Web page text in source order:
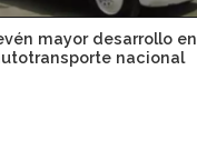
mayor desarrollo en
nacional